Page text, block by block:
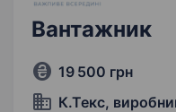
Вантажник
19 500 грн
К.Текс,